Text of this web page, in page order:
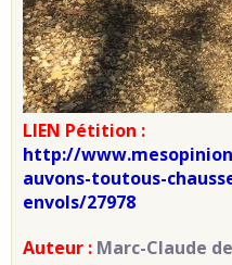
LIEN Pétition :
http://
auvons-toutous-
envols/27978
Auteur : Marc-Claude